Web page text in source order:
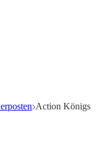
Action Königs